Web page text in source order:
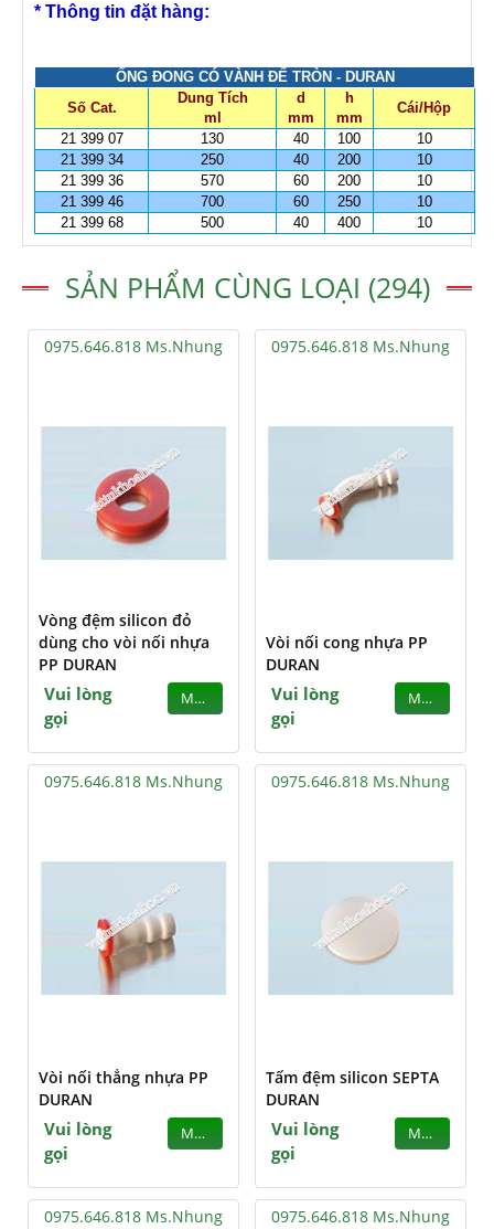
* Thông tin đặt hàng:
ỐNG ĐONG CÓ VÀNH ĐẾ TRÒN - DURAN
Số Cat.
Dung Tích
ml
d
mm
h
mm
Cái/Hộp
21 399 07
130 40 100
10
21 399 34
250 40 200
10
21 399 36
570 60 200
10
21 399 46
700 60 250
10
21 399 68
500 40 400 10
SẢN PHẨM CÙNG LOẠI (294)
0975.646.818 Ms.Nhung
Vòng đệm silicon đỏ
dùng cho vòi nối nhựa
PP DURAN
Vui lòng
gọi
MUA
0975.646.818 Ms.Nhung
Vòi nối cong nhựa PP
DURAN
Vui lòng
gọi
MUA
0975.646.818 Ms.Nhung
Vòi nối thẳng nhựa PP
DURAN
Vui lòng
gọi
MUA
0975.646.818 Ms.Nhung
Tấm đệm silicon SEPTA
DURAN
Vui lòng
gọi
MUA
0975.646.818 Ms.Nhung 0975.646.818 Ms.Nhung